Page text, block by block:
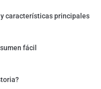
características principales
fácil